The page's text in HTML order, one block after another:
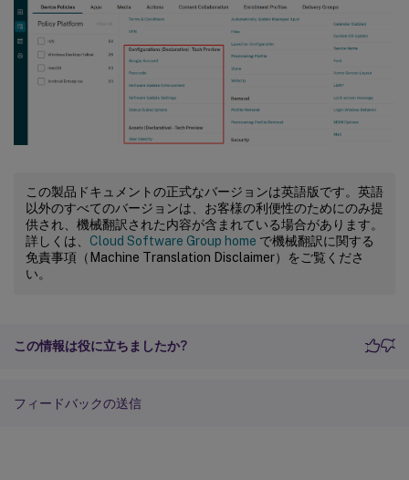
この製品ドキュメントの正式なバージョンは英語版です。英語
以外のすべてのバージョンは、お客様の利便性のためにのみ提
供され、機械翻訳された内容が含まれている場合があります。
詳しくは、 Cloud Software Group home で機械翻訳に関する
免責事項（Machine Translation Disclaimer）をご覧くださ
い。
この情報は役に立ちましたか?
フィードバックの送信